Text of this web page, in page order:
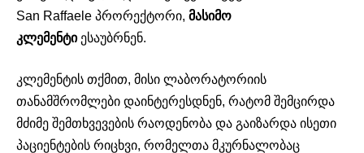
San Raffaele პრორექტორი, მასიმო
კლემენტიესაუბრნენ.
კლემენტის თქმით, მისი ლაბორატორიის
თანამშრომლები დაინტერესდნენ, რატომ შემცირდა
მძიმე შემთხვევების რაოდენობა და გაიზარდა ისეთი
პაციენტების რიცხვი, რომელთა მკურნალობაც